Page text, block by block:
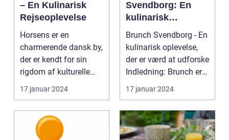
– En Kulinarisk
Rejseoplevelse
Horsens er en
charmerende dansk by,
der er kendt for sin
rigdom af kulturelle
tilbud og naturskønne
17 januar 2024
Svendborg: En
kulinarisk
oplevelse for
eventyrrejsende
og backpackere
Brunch Svendborg - En
kulinarisk oplevelse,
der er værd at udforske
Indledning: Brunch er
en populæ...
17 januar 2024